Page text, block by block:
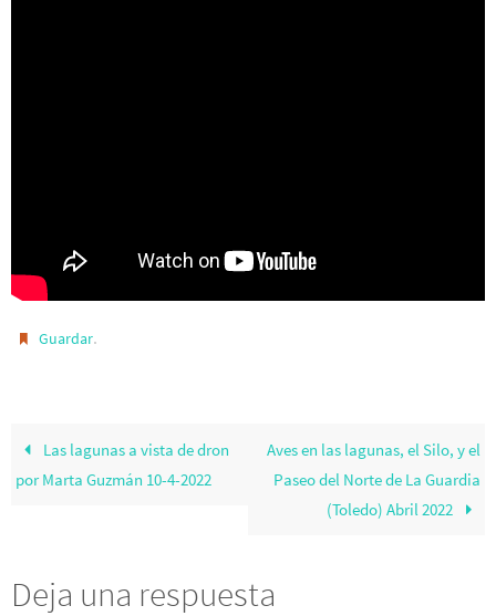
Guardar.
Las lagunas a vista de dron
por Marta Guzmán 10-4-2022
Aves en las lagunas, el Silo, y el
Paseo del Norte de La Guardia
(Toledo) Abril 2022
Deja una respuesta